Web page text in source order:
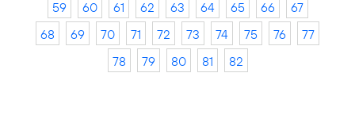
59
60 61 62 63 64 65 66
67
68
69 70 71 72 73 74 75 76
77
78
79 80 81 82